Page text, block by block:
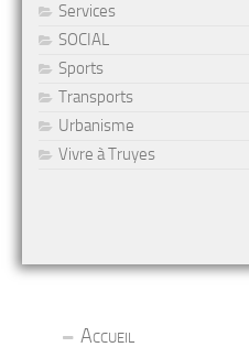
Services
SOCIAL
Sports
Transports
Urbanisme
Vivre à Truyes
Accueil